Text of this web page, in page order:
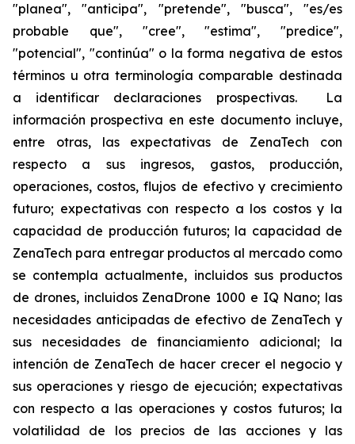
"planea", "anticipa", "pretende", "busca", "es/es
probable que", "cree", "estima", "predice",
"potencial", "continúa" o la forma negativa de estos
términos u otra terminología comparable destinada
a identificar declaraciones prospectivas. La
información prospectiva en este documento incluye,
entre otras, las expectativas de ZenaTech con
respecto a sus ingresos, gastos, producción,
operaciones, costos, flujos de efectivo y crecimiento
futuro; expectativas con respecto a los costos y la
capacidad de producción futuros; la capacidad de
ZenaTech para entregar productos al mercado como
se contempla actualmente, incluidos sus productos
de drones, incluidos ZenaDrone 1000 e IQ Nano; las
necesidades anticipadas de efectivo de ZenaTech y
sus necesidades de financiamiento adicional; la
intención de ZenaTech de hacer crecer el negocio y
sus operaciones y riesgo de ejecución; expectativas
con respecto a las operaciones y costos futuros; la
volatilidad de los precios de las acciones y las